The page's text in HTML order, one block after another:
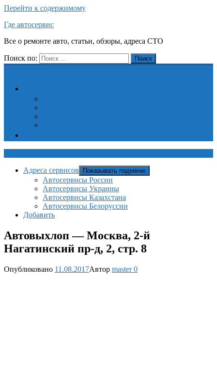
Перейти к содержимому
Где автосервис
Все о ремонте авто, статьи, обзоры, адреса СТО
Поиск по: Поиск
Адреса сервисов Показывать подменю
Автосервисы России
Автосервисы Украины
Автосервисы Казахстана
Автосервисы Белоруссии
Добавить
Автовыхлоп — Москва, 2-й
Нагатинский пр-д, 2, стр. 8
Опубликовано 11.08.2017Автор master0